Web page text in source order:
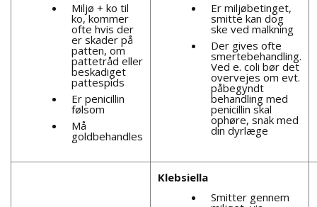
Miljø + ko til
ko, kommer
ofte hvis der
er skader på
patten, om
pattetråd eller
beskadiget
pattespids
Er penicillin
følsom
Må
goldbehandles
Er miljøbetinget,
smitte kan dog
ske ved malkning
Der gives ofte
smertebehandling.
Ved e. coli bør det
overvejes om evt.
påbegyndt
behandling med
penicillin skal
ophøre, snak med
din dyrlæge
Klebsiella
Smitter gennem